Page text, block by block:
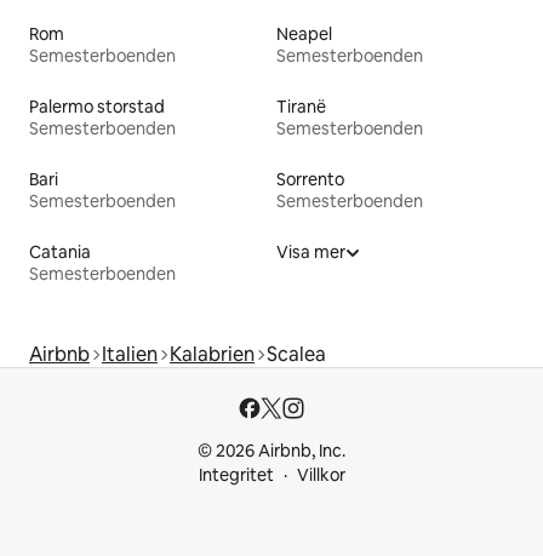
Rom
Semesterboenden
Neapel
Semesterboenden
Palermo storstad
Semesterboenden
Tiranë
Semesterboenden
Bari
Semesterboenden
Sorrento
Semesterboenden
Catania
Semesterboenden
Visa mer
Airbnb Italien Kalabrien Scalea
© 2026 Airbnb, Inc.
Integritet
Villkor